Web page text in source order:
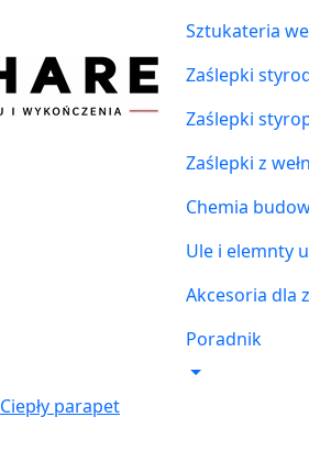
Sztukateria
Zaślepki
Zaślepki
Zaślepki z
Chemia
Ule i elemnty
Akcesoria dla
Poradnik
Ciepły parapet